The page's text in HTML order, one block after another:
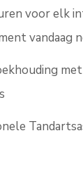
voor elk
vandaag